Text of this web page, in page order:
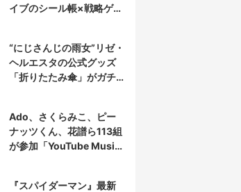
イブのシール帳×戦略ゲー
“にじさんじの雨女”リゼ・
ヘルエスタの公式グッズ
「折りたたみ傘」がガチ
Ado、さくらみこ、ピー
ナッツくん、花譜ら113組
が参加「YouTube Music
『スパイダーマン』最新